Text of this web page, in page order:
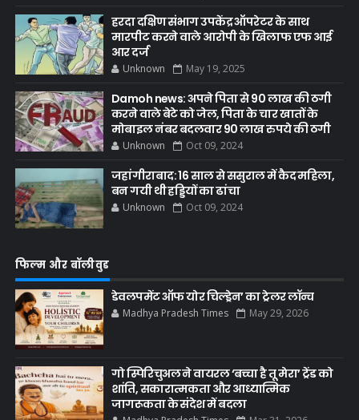
हरदा दक्षिण संभाग उपकेंद्र ऑपरेटर के साथ
मारपीट करने वाले आरोपी के खिलाफ एफ आई
आर दर्ज
Unknown May 19, 2025
Damoh news: अपने पिता से 90 लाख की ठगी
करने वाले बेटे को जेल, पिता के चार खातों के
मोबाइल नंबर बदलवार 90 लाख रुपये की ठगी
Unknown Oct 09, 2024
जहांगीराबाद: 16 साल से ससुराल में कैद महिला,
बन गयी थी हड्डियों का ढांचा
Unknown Oct 09, 2024
फिल्म और बॉलीवुड
डेवलपमेंट ऑफ योर चिल्ड्रेन’ का ट्रेलर लॉन्च
Madhya Pradesh Times May 29, 2026
गो स्पिरिचुअल ने वायरल ‘बच्चा है तू मेरा’ ट्रेंड को
शांति, सकारात्मकता और आध्यात्मिक
जागरूकता के संदेश में बदला